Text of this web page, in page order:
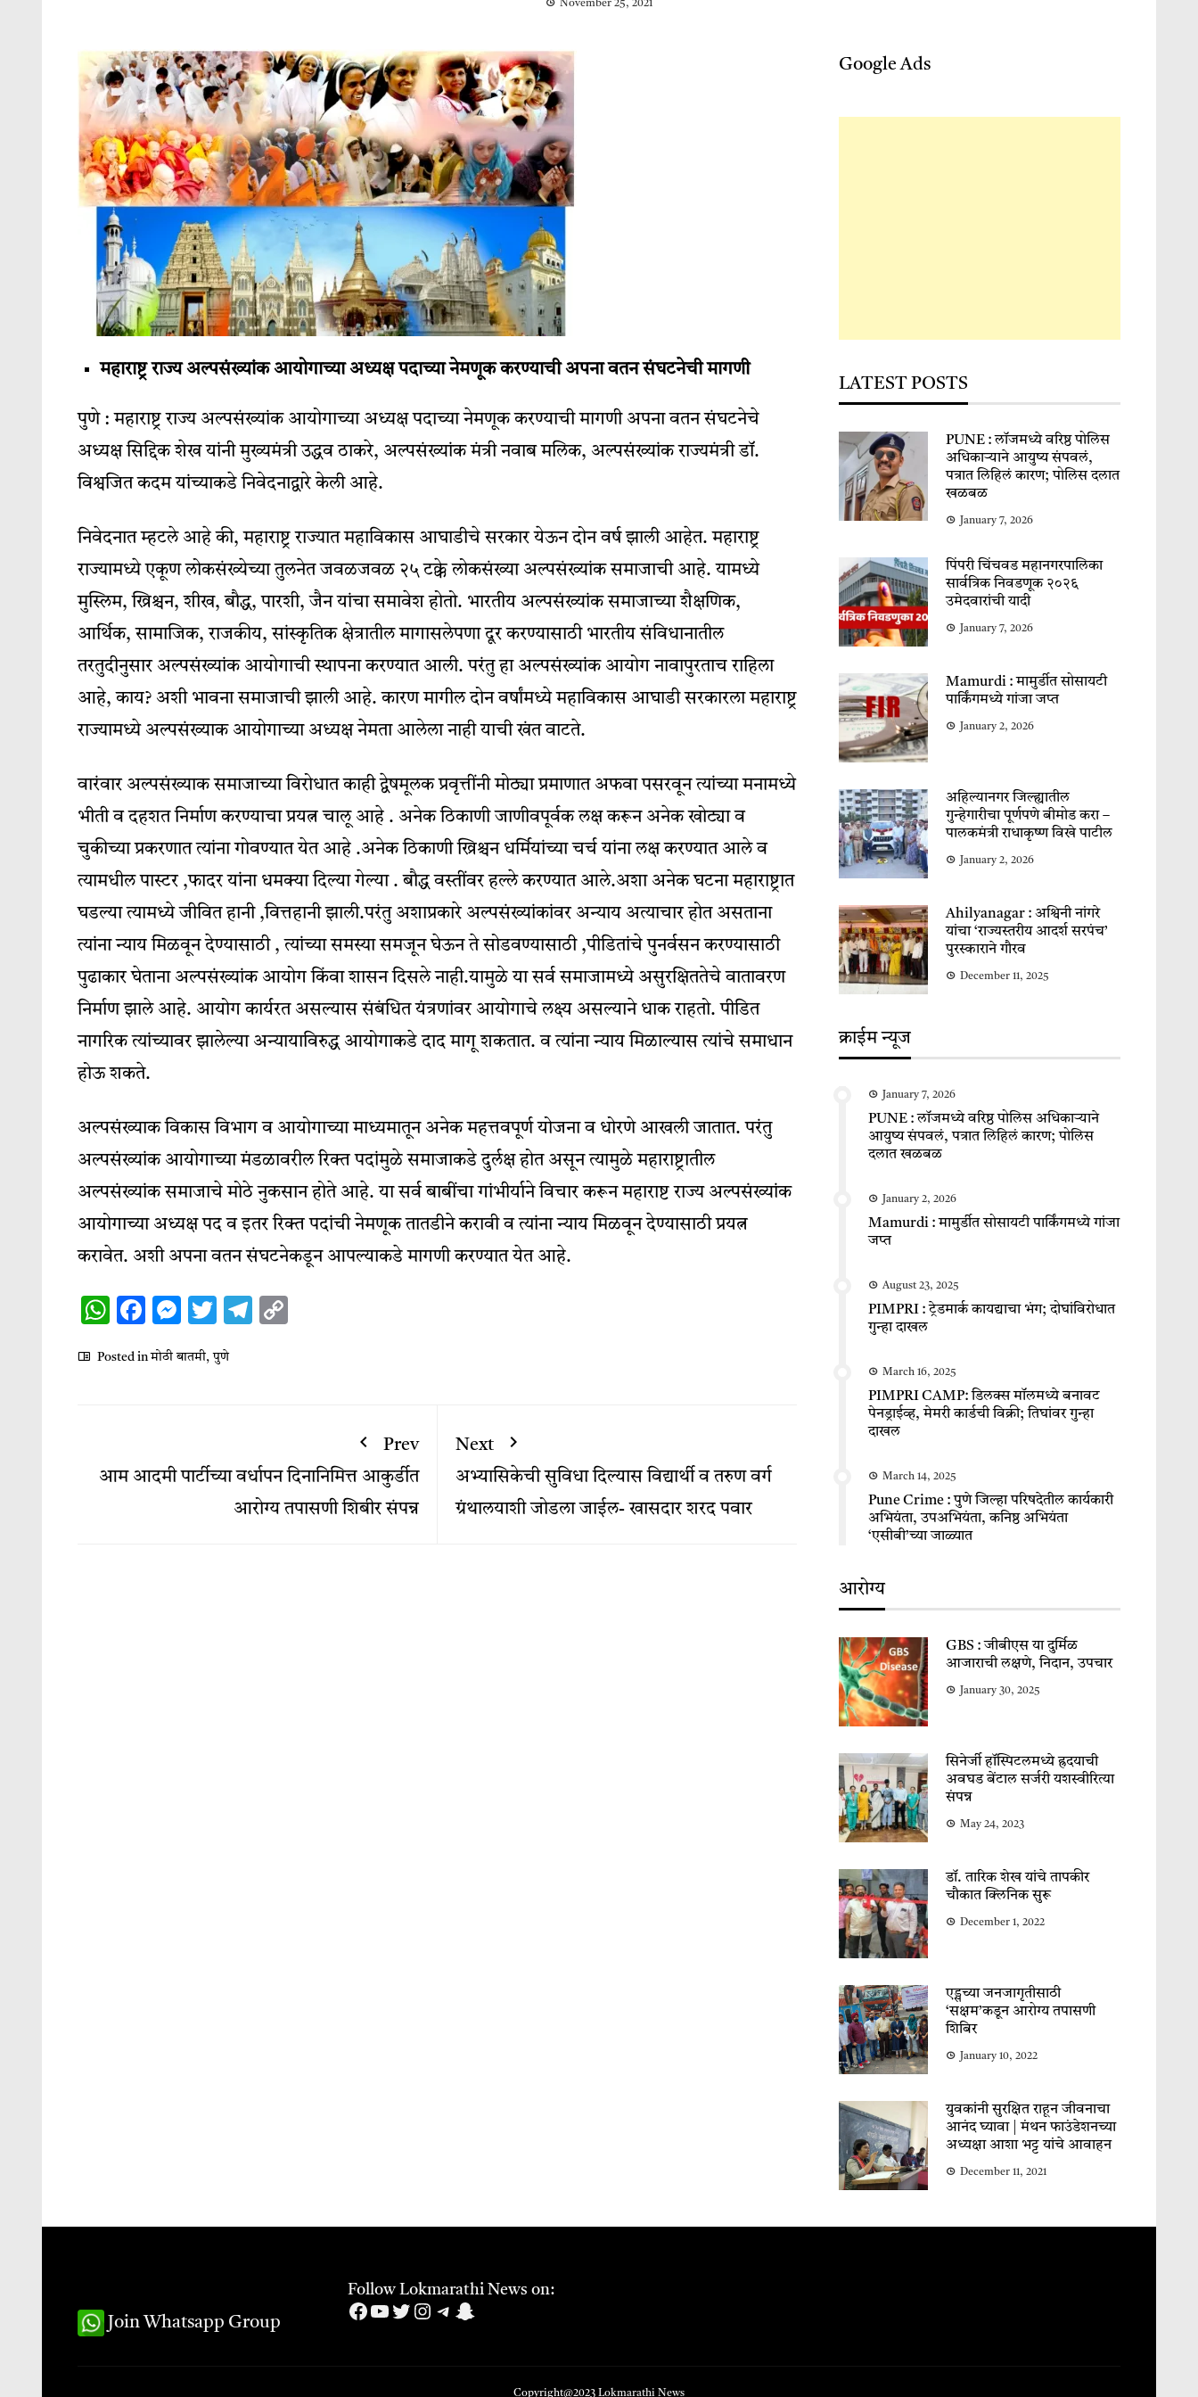
November 25, 2021
महाराष्ट्र राज्य अल्पसंख्यांक आयोगाच्या अध्यक्ष पदाच्या नेमणूक करण्याची अपना वतन संघटनेची मागणी
पुणे : महाराष्ट्र राज्य अल्पसंख्यांक आयोगाच्या अध्यक्ष पदाच्या नेमणूक करण्याची मागणी अपना वतन संघटनेचे
अध्यक्ष सिद्दिक शेख यांनी मुख्यमंत्री उद्धव ठाकरे, अल्पसंख्यांक मंत्री नवाब मलिक, अल्पसंख्यांक राज्यमंत्री डॉ.
विश्वजित कदम यांच्याकडे निवेदनाद्वारे केली आहे.
निवेदनात म्हटले आहे की, महाराष्ट्र राज्यात महाविकास आघाडीचे सरकार येऊन दोन वर्ष झाली आहेत. महाराष्ट्र
राज्यामध्ये एकूण लोकसंख्येच्या तुलनेत जवळजवळ २५ टक्के लोकसंख्या अल्पसंख्यांक समाजाची आहे. यामध्ये
मुस्लिम, ख्रिश्चन, शीख, बौद्ध, पारशी, जैन यांचा समावेश होतो. भारतीय अल्पसंख्यांक समाजाच्या शैक्षणिक,
आर्थिक, सामाजिक, राजकीय, सांस्कृतिक क्षेत्रातील मागासलेपणा दूर करण्यासाठी भारतीय संविधानातील
तरतुदीनुसार अल्पसंख्यांक आयोगाची स्थापना करण्यात आली. परंतु हा अल्पसंख्यांक आयोग नावापुरताच राहिला
आहे, काय? अशी भावना समाजाची झाली आहे. कारण मागील दोन वर्षांमध्ये महाविकास आघाडी सरकारला महाराष्ट्र
राज्यामध्ये अल्पसंख्याक आयोगाच्या अध्यक्ष नेमता आलेला नाही याची खंत वाटते.
वारंवार अल्पसंख्याक समाजाच्या विरोधात काही द्वेषमूलक प्रवृत्तींनी मोठ्या प्रमाणात अफवा पसरवून त्यांच्या मनामध्ये
भीती व दहशत निर्माण करण्याचा प्रयत्न चालू आहे . अनेक ठिकाणी जाणीवपूर्वक लक्ष करून अनेक खोट्या व
चुकीच्या प्रकरणात त्यांना गोवण्यात येत आहे .अनेक ठिकाणी ख्रिश्चन धर्मियांच्या चर्च यांना लक्ष करण्यात आले व
त्यामधील पास्टर ,फादर यांना धमक्या दिल्या गेल्या . बौद्ध वस्तींवर हल्ले करण्यात आले.अशा अनेक घटना महाराष्ट्रात
घडल्या त्यामध्ये जीवित हानी ,वित्तहानी झाली.परंतु अशाप्रकारे अल्पसंख्यांकांवर अन्याय अत्याचार होत असताना
त्यांना न्याय मिळवून देण्यासाठी , त्यांच्या समस्या समजून घेऊन ते सोडवण्यासाठी ,पीडितांचे पुनर्वसन करण्यासाठी
पुढाकार घेताना अल्पसंख्यांक आयोग किंवा शासन दिसले नाही.यामुळे या सर्व समाजामध्ये असुरक्षिततेचे वातावरण
निर्माण झाले आहे. आयोग कार्यरत असल्यास संबंधित यंत्रणांवर आयोगाचे लक्ष्य असल्याने धाक राहतो. पीडित
नागरिक त्यांच्यावर झालेल्या अन्यायाविरुद्ध आयोगाकडे दाद मागू शकतात. व त्यांना न्याय मिळाल्यास त्यांचे समाधान
होऊ शकते.
अल्पसंख्याक विकास विभाग व आयोगाच्या माध्यमातून अनेक महत्तवपूर्ण योजना व धोरणे आखली जातात. परंतु
अल्पसंख्यांक आयोगाच्या मंडळावरील रिक्त पदांमुळे समाजाकडे दुर्लक्ष होत असून त्यामुळे महाराष्ट्रातील
अल्पसंख्यांक समाजाचे मोठे नुकसान होते आहे. या सर्व बाबींचा गांभीर्याने विचार करून महाराष्ट राज्य अल्पसंख्यांक
आयोगाच्या अध्यक्ष पद व इतर रिक्त पदांची नेमणूक तातडीने करावी व त्यांना न्याय मिळवून देण्यासाठी प्रयत्न
करावेत. अशी अपना वतन संघटनेकडून आपल्याकडे मागणी करण्यात येत आहे.
WhatsApp
Facebook
Messenger
TwitterTelegram
Posted inमोठी बातमी,पुणे
Prev
आम आदमी पार्टीच्या वर्धापन दिनानिमित्त आकुर्डीत
आरोग्य तपासणी शिबीर संपन्न
Next
अभ्यासिकेची सुविधा दिल्यास विद्यार्थी व तरुण वर्ग
ग्रंथालयाशी जोडला जाईल- खासदार शरद पवार
Google Ads
LATEST POSTS
PUNE : लॉजमध्ये वरिष्ठ पोलिस
अधिकाऱ्याने आयुष्य संपवलं,
पत्रात लिहिलं कारण; पोलिस दलात
खळबळ
January 7, 2026
पिंपरी चिंचवड महानगरपालिका
सार्वत्रिक निवडणूक २०२६
उमेदवारांची यादी
January 7, 2026
Mamurdi : मामुर्डीत सोसायटी
पार्किंगमध्ये गांजा जप्त
January 2, 2026
अहिल्यानगर जिल्ह्यातील
गुन्हेगारीचा पूर्णपणे बीमोड करा –
पालकमंत्री राधाकृष्ण विखे पाटील
January 2, 2026
Ahilyanagar : अश्विनी नांगरे
यांचा ‘राज्यस्तरीय आदर्श सरपंच’
पुरस्काराने गौरव
December 11, 2025
क्राईम न्यूज
January 7, 2026
PUNE : लॉजमध्ये वरिष्ठ पोलिस अधिकाऱ्याने
आयुष्य संपवलं, पत्रात लिहिलं कारण; पोलिस
दलात खळबळ
January 2, 2026
Mamurdi : मामुर्डीत सोसायटी पार्किंगमध्ये गांजा
जप्त
August 23, 2025
PIMPRI : ट्रेडमार्क कायद्याचा भंग; दोघांविरोधात
गुन्हा दाखल
March 16, 2025
PIMPRI CAMP: डिलक्स मॉलमध्ये बनावट
पेनड्राईव्ह, मेमरी कार्डची विक्री; तिघांवर गुन्हा
दाखल
March 14, 2025
Pune Crime : पुणे जिल्हा परिषदेतील कार्यकारी
अभियंता, उपअभियंता, कनिष्ठ अभियंता
‘एसीबी’च्या जाळ्यात
आरोग्य
GBS : जीबीएस या दुर्मिळ
आजाराची लक्षणे, निदान, उपचार
January 30, 2025
सिनेर्जी हॉस्पिटलमध्ये ह्रदयाची
अवघड बेंटाल सर्जरी यशस्वीरित्या
संपन्न
May 24, 2023
डॉ. तारिक शेख यांचे तापकीर
चौकात क्लिनिक सुरू
December 1, 2022
एड्सच्या जनजागृतीसाठी
‘सक्षम’कडून आरोग्य तपासणी
शिबिर
January 10, 2022
युवकांनी सुरक्षित राहून जीवनाचा
आनंद घ्यावा | मंथन फाउंडेशनच्या
अध्यक्षा आशा भट्ट यांचे आवाहन
December 11, 2021
Join Whatsapp Group
Follow Lokmarathi News on:
Facebook
YouTube
Twitter
Instagram
Telegram
Snapchat
Copyright@2023 Lokmarathi News